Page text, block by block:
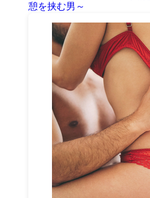
憩を挟む男～